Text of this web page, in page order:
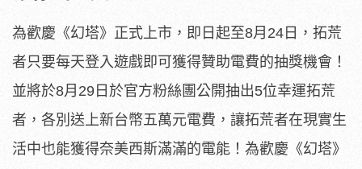
為歡慶《幻塔》正式上市，即日起至8月24日，拓荒
者只要每天登入遊戲即可獲得贊助電費的抽獎機會！
並將於8月29日於官方粉絲團公開抽出5位幸運拓荒
者，各別送上新台幣五萬元電費，讓拓荒者在現實生
活中也能獲得奈美西斯滿滿的電能！為歡慶《幻塔》